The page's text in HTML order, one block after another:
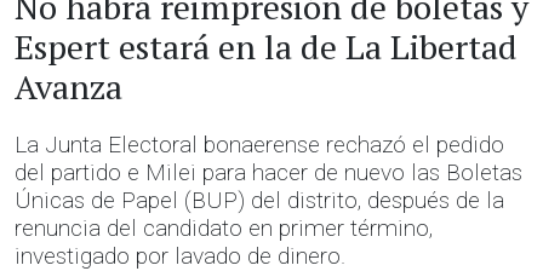
Espert estará en la de La Libertad
Avanza
La Junta Electoral bonaerense rechazó el pedido
del partido e Milei para hacer de nuevo las Boletas
Únicas de Papel (BUP) del distrito, después de la
renuncia del candidato en primer término,
investigado por lavado de dinero.